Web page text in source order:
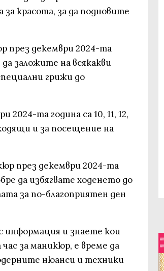
красота, за да подновите
през декември 2024-та
да заложите на всякакви
грижи до
та година са 10, 11, 12,
и за посещение на
през декември 2024-та
да избягвате ходенето до
за по-благоприятен ден
информация и знаете кои
за маникюр, е време да
нюанси и техники